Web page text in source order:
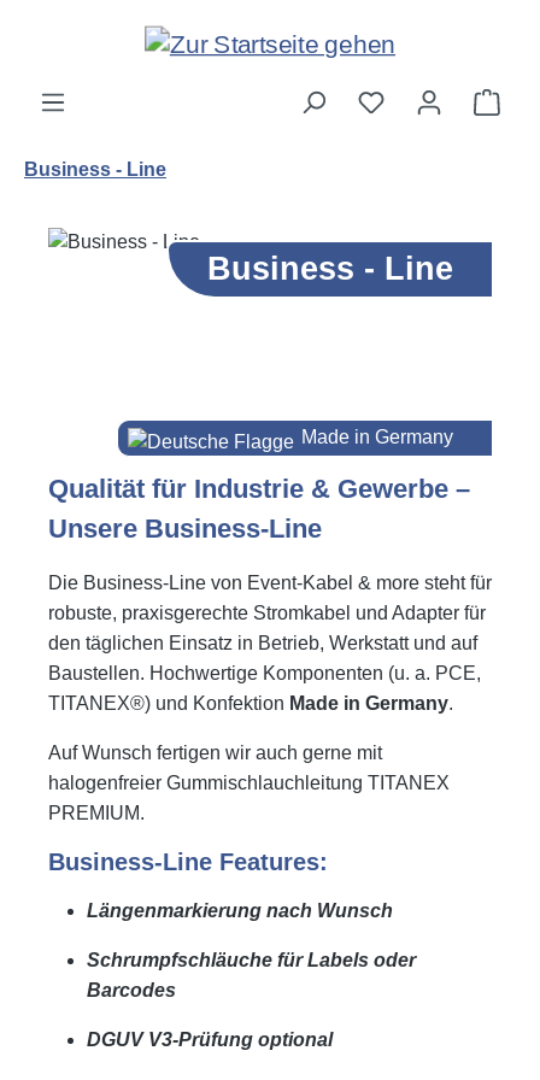
Zum Hauptinhalt springen
Business - Line
Business - Line
Made in Germany
Qualität für Industrie & Gewerbe –
Unsere Business-Line
Die Business-Line von Event-Kabel & more steht für
robuste, praxisgerechte Stromkabel und Adapter für
den täglichen Einsatz in Betrieb, Werkstatt und auf
Baustellen. Hochwertige Komponenten (u. a. PCE,
TITANEX®) und Konfektion Made in Germany.
Auf Wunsch fertigen wir auch gerne mit
halogenfreier Gummischlauchleitung TITANEX
PREMIUM.
Business-Line Features:
Längenmarkierung nach Wunsch
Schrumpfschläuche für Labels oder
Barcodes
DGUV V3-Prüfung optional